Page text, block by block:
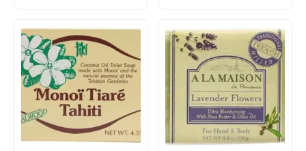
era:
R$120,38.
é:
R$112,14.
original
era:
R$112,67.
atual
é:
R$94,61.